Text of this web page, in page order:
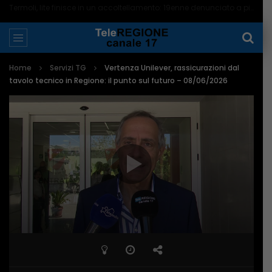
Home Servizi TG
Vertenza Unilever, rassicurazioni dal
tavolo tecnico in Regione: il punto sul futuro – 08/06/2026